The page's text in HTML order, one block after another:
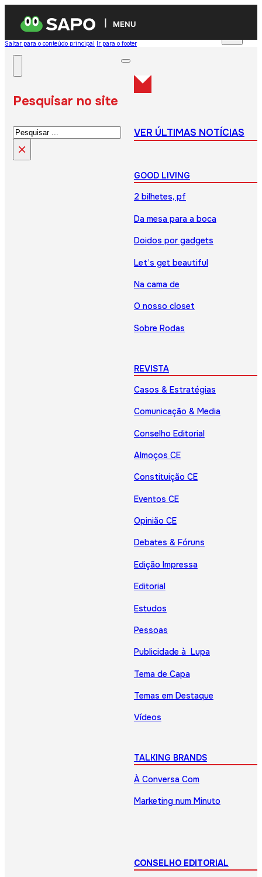
MENU
Saltar para o conteúdo principal Ir para o footer
Pesquisar no site
Pesquisar
×
VER ÚLTIMAS NOTÍCIAS
GOOD LIVING
2 bilhetes, pf
Da mesa para a boca
Doidos por gadgets
Let’s get beautiful
Na cama de
O nosso closet
Sobre Rodas
REVISTA
Casos & Estratégias
Comunicação & Media
Conselho Editorial
Almoços CE
Constituição CE
Eventos CE
Opinião CE
Debates & Fóruns
Edição Impressa
Editorial
Estudos
Pessoas
Publicidade à Lupa
Tema de Capa
Temas em Destaque
Vídeos
TALKING BRANDS
À Conversa Com
Marketing num Minuto
CONSELHO EDITORIAL